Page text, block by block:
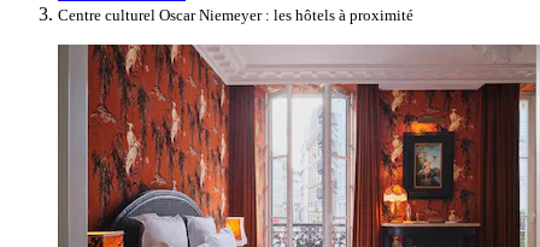
Centre culturel Oscar Niemeyer : les hôtels à proximité